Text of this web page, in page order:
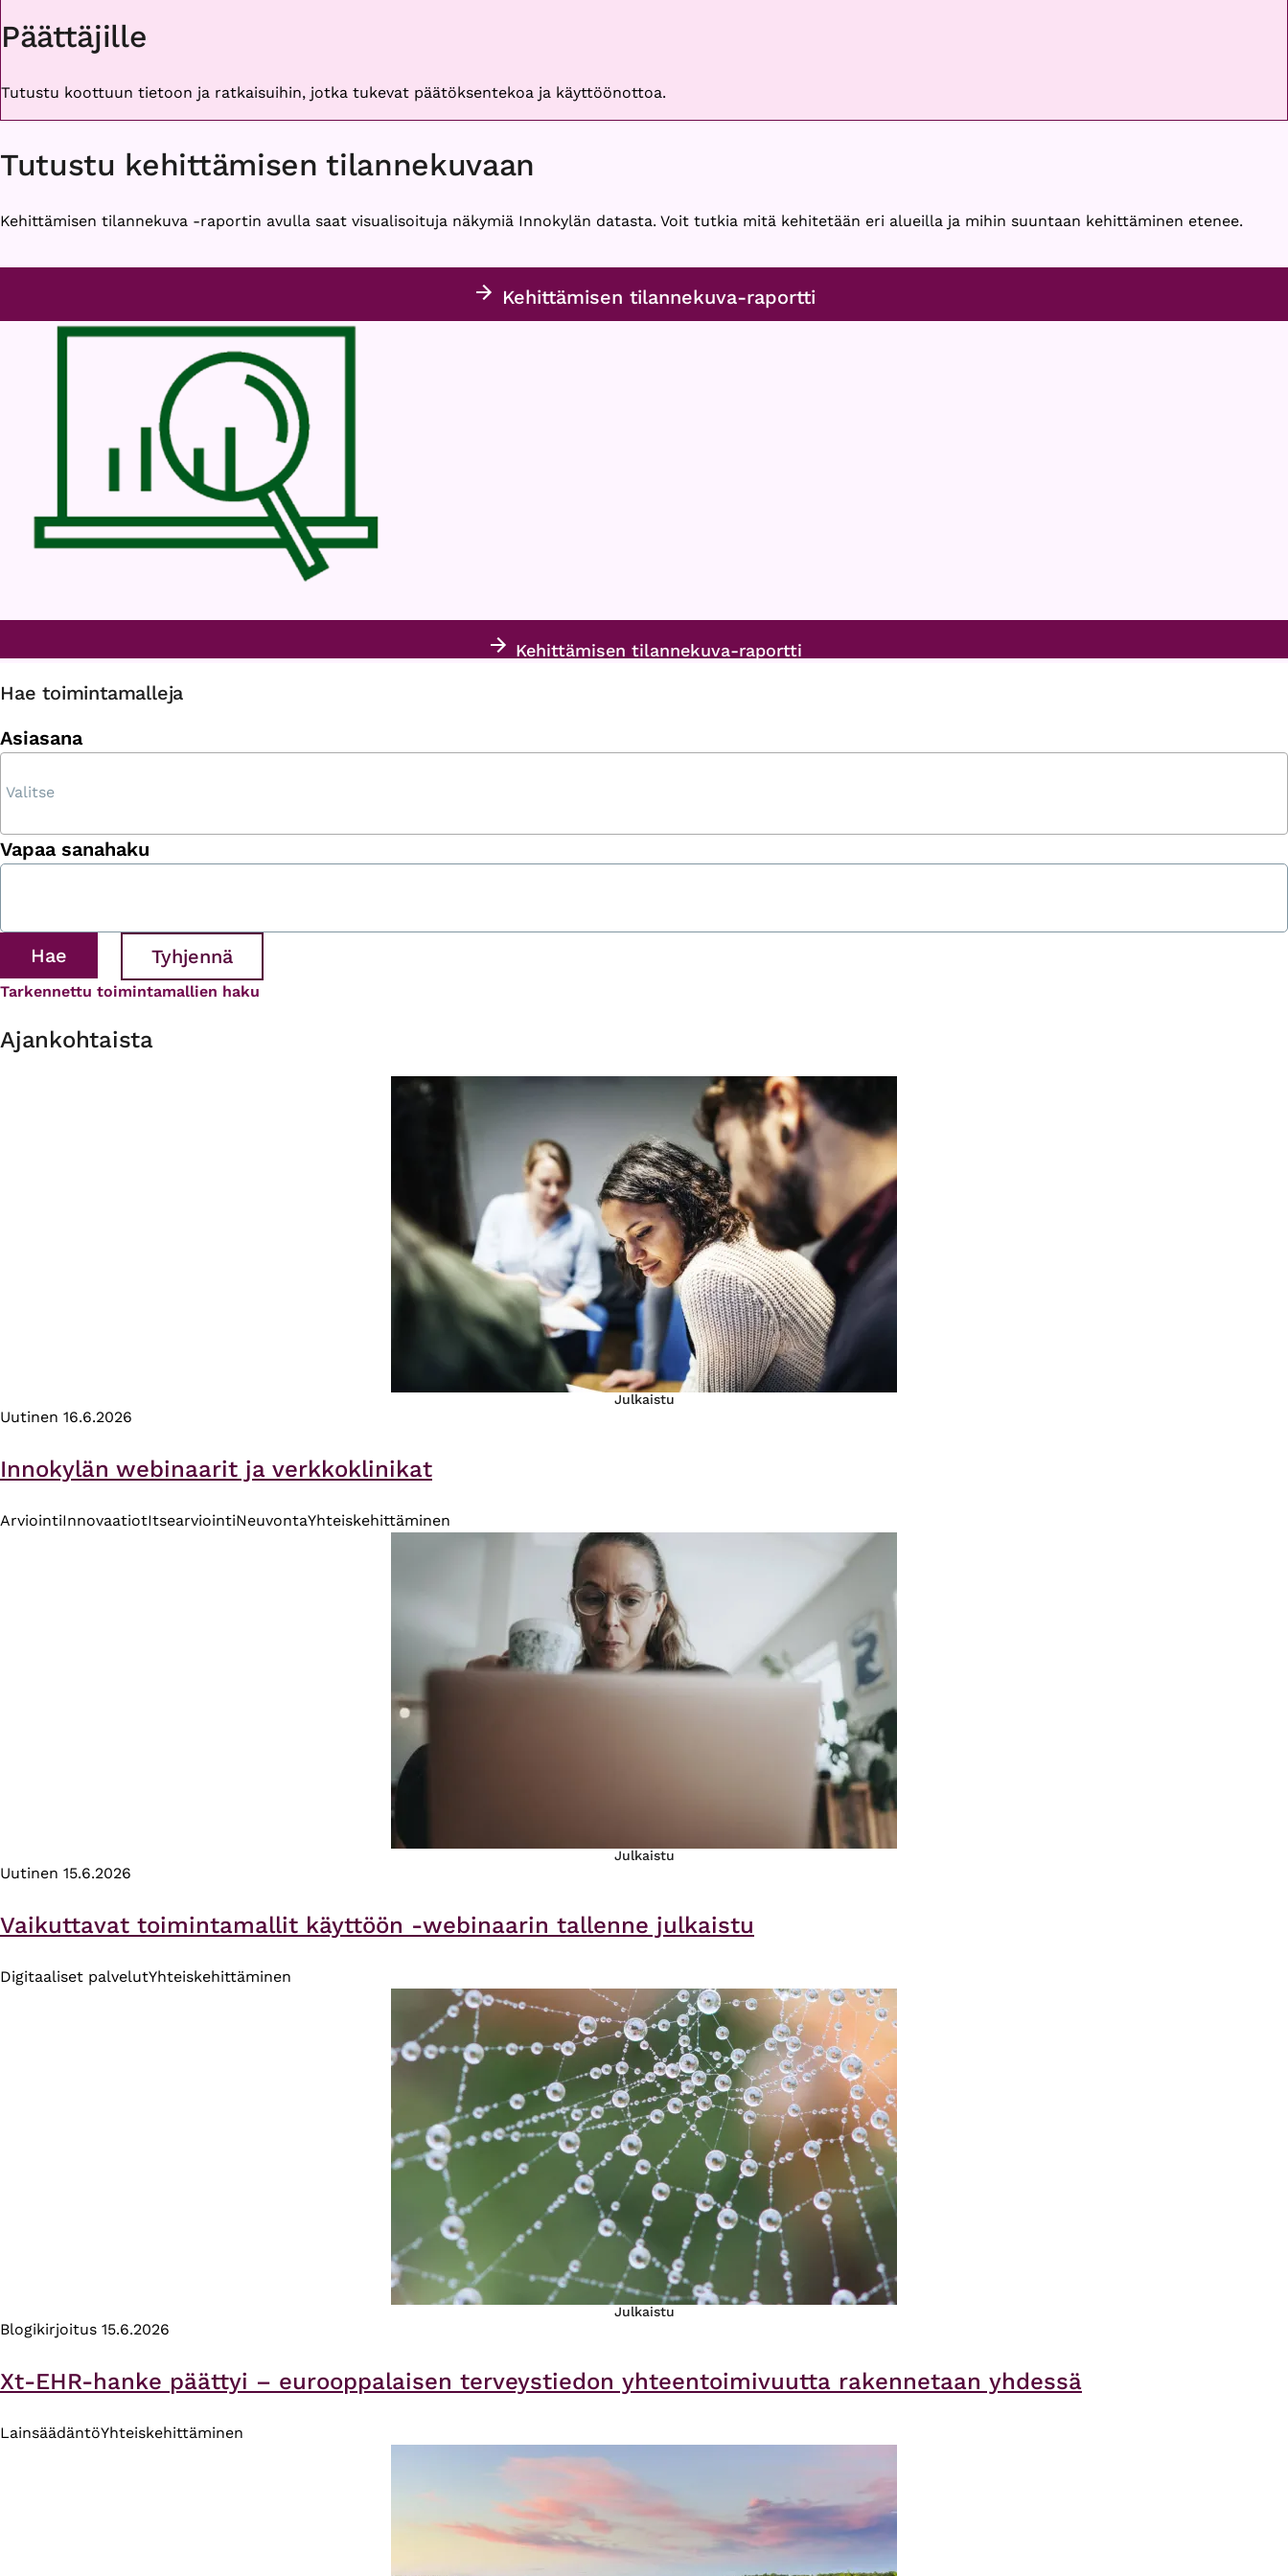
Päättäjille
Tutustu koottuun tietoon ja ratkaisuihin, jotka tukevat päätöksentekoa ja käyttöönottoa.
Tutustu kehittämisen tilannekuvaan
Kehittämisen tilannekuva -raportin avulla saat visualisoituja näkymiä Innokylän datasta. Voit tutkia mitä kehitetään eri alueilla ja mihin suuntaan kehittäminen etenee.
Kehittämisen tilannekuva-raportti
Kehittämisen tilannekuva-raportti
Hae toimintamalleja
Asiasana
Vapaa sanahaku
Tarkennettu toimintamallien haku
Ajankohtaista
Julkaistu
Uutinen 16.6.2026
Innokylän webinaarit ja verkkoklinikat
ArviointiInnovaatiotItsearviointiNeuvontaYhteiskehittäminen
Julkaistu
Uutinen 15.6.2026
Vaikuttavat toimintamallit käyttöön -webinaarin tallenne julkaistu
Digitaaliset palvelutYhteiskehittäminen
Julkaistu
Blogikirjoitus 15.6.2026
Xt-EHR-hanke päättyi – eurooppalaisen terveystiedon yhteentoimivuutta rakennetaan yhdessä
LainsäädäntöYhteiskehittäminen